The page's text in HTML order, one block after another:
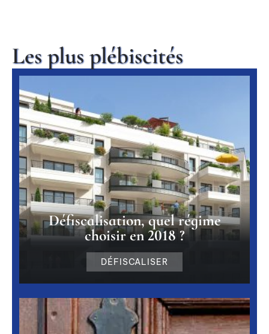
Les plus plébiscités
Défiscalisation, quel régime
choisir en 2018 ?
DÉFISCALISER